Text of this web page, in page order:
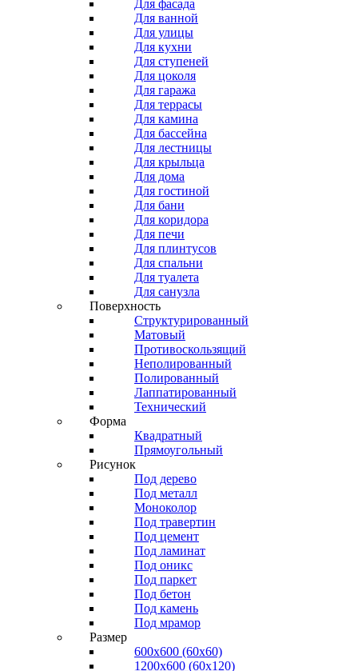
Для фасада
Для ванной
Для улицы
Для кухни
Для ступеней
Для цоколя
Для гаража
Для террасы
Для камина
Для бассейна
Для лестницы
Для крыльца
Для дома
Для гостиной
Для бани
Для коридора
Для печи
Для плинтусов
Для спальни
Для туалета
Для санузла
Поверхность
Структурированный
Матовый
Противоскользящий
Неполированный
Полированный
Лаппатированный
Технический
Форма
Квадратный
Прямоугольный
Рисунок
Под дерево
Под металл
Моноколор
Под травертин
Под цемент
Под ламинат
Под оникс
Под паркет
Под бетон
Под камень
Под мрамор
Размер
600х600 (60х60)
1200х600 (60х120)